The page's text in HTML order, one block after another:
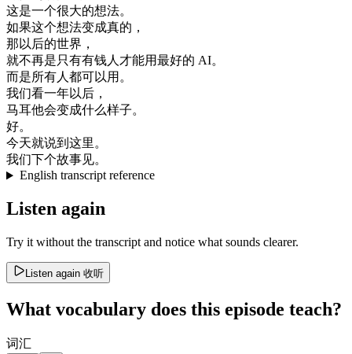
这是一个很大的想法。
如果这个想法变成真的 ，
那以后的世界 ，
就不再是只有有钱人才能用最好的 AI。
而是所有人都可以用 。
我们看一年以后 ，
马耳他会变成什么样子。
好。
今天就说到 这里。
我们下个故事见。
English transcript reference
Listen again
Try it without the transcript and notice what sounds clearer.
Listen again 收听
What vocabulary does this episode teach?
词汇